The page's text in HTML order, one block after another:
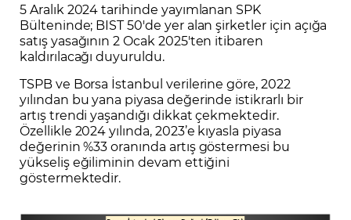
5 Aralık 2024 tarihinde yayımlanan SPK
Bülteninde; BIST 50'de yer alan şirketler için açığa
satış yasağının 2 Ocak 2025'ten itibaren
kaldırılacağı duyuruldu.
TSPB ve Borsa İstanbul verilerine göre, 2022
yılından bu yana piyasa değerinde istikrarlı bir
artış trendi yaşandığı dikkat çekmektedir.
Özellikle 2024 yılında, 2023’e kıyasla piyasa
değerinin %33 oranında artış göstermesi bu
yükseliş eğiliminin devam ettiğini
göstermektedir.